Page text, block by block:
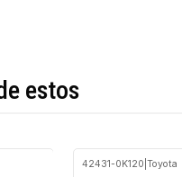
estos
42431-0K120 |Toyota